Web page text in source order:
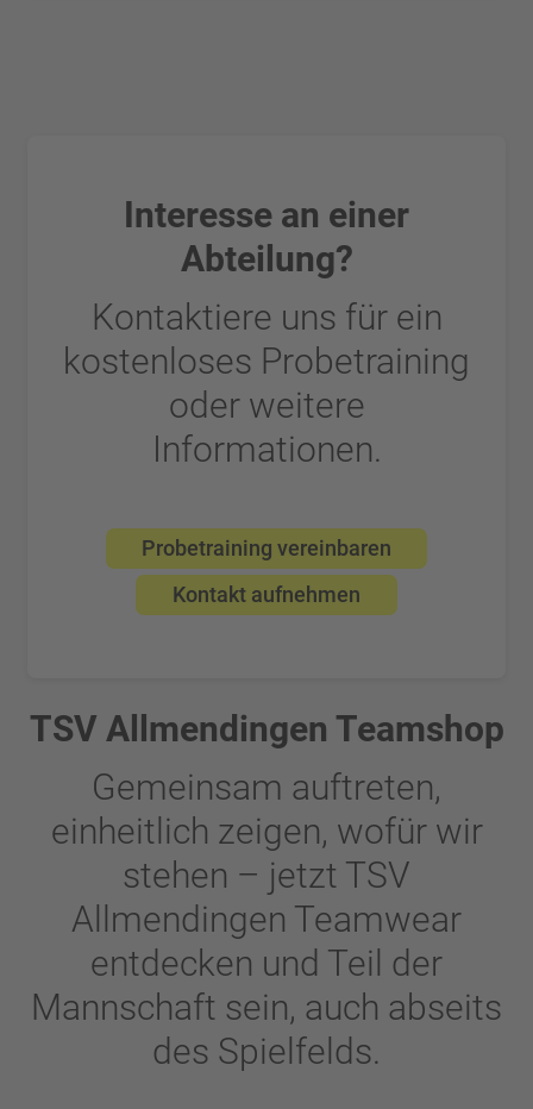
Interesse an einer
Abteilung?
Kontaktiere uns für ein
kostenloses Probetraining
oder weitere
Informationen.
Probetraining vereinbaren
Kontakt aufnehmen
TSV Allmendingen Teamshop
Gemeinsam auftreten,
einheitlich zeigen, wofür wir
stehen – jetzt TSV
Allmendingen Teamwear
entdecken und Teil der
Mannschaft sein, auch abseits
des Spielfelds.